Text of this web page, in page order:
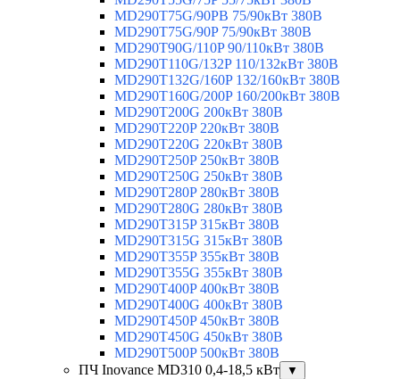
MD290T75G/90PB 75/90кВт 380В
MD290T75G/90P 75/90кВт 380В
MD290T90G/110P 90/110кВт 380В
MD290T110G/132P 110/132кВт 380В
MD290T132G/160P 132/160кВт 380В
MD290T160G/200P 160/200кВт 380В
MD290T200G 200кВт 380В
MD290T220P 220кВт 380В
MD290T220G 220кВт 380В
MD290T250P 250кВт 380В
MD290T250G 250кВт 380В
MD290T280P 280кВт 380В
MD290T280G 280кВт 380В
MD290T315P 315кВт 380В
MD290T315G 315кВт 380В
MD290T355P 355кВт 380В
MD290T355G 355кВт 380В
MD290T400P 400кВт 380В
MD290T400G 400кВт 380В
MD290T450P 450кВт 380В
MD290T450G 450кВт 380В
MD290T500P 500кВт 380В
ПЧ Inovance MD310 0,4-18,5 кВт
▼